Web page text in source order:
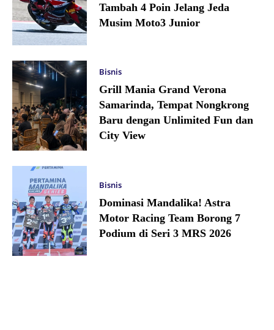
Tambah 4 Poin Jelang Jeda
Musim Moto3 Junior
Bisnis
Grill Mania Grand Verona
Samarinda, Tempat Nongkrong
Baru dengan Unlimited Fun dan
City View
Bisnis
Dominasi Mandalika! Astra
Motor Racing Team Borong 7
Podium di Seri 3 MRS 2026